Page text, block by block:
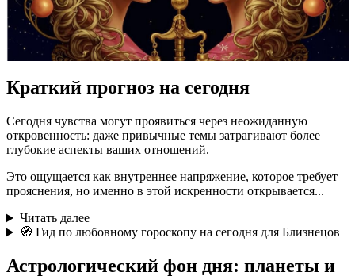
Краткий прогноз на сегодня
Сегодня чувства могут проявиться через неожиданную
откровенность: даже привычные темы затрагивают более
глубокие аспекты ваших отношений.
Это ощущается как внутреннее напряжение, которое требует
прояснения, но именно в этой искренности открывается...
Читать далее
🧭 Гид по любовному гороскопу на сегодня для Близнецов
Астрологический фон дня: планеты и